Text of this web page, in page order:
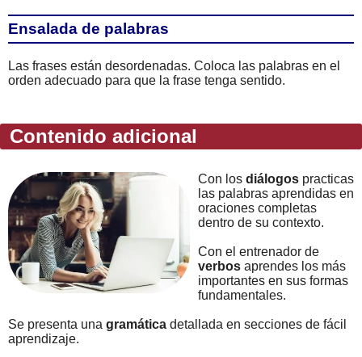
Ensalada de palabras
Las frases están desordenadas. Coloca las palabras en el
orden adecuado para que la frase tenga sentido.
Contenido adicional
Con los diálogos practicas
las palabras aprendidas en
oraciones completas
dentro de su contexto.
Con el entrenador de
verbos aprendes los más
importantes en sus formas
fundamentales.
Se presenta una gramática detallada en secciones de fácil
aprendizaje.